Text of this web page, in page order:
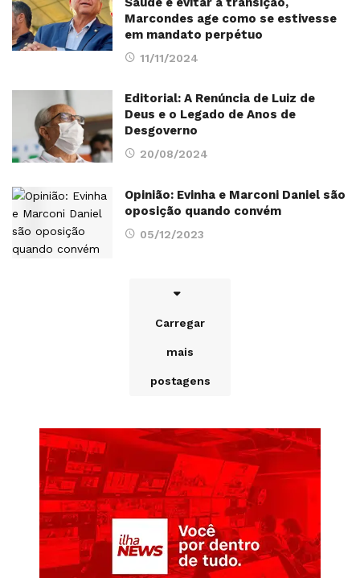
Marcondes age como se estivesse
em mandato perpétuo
11/11/2024
Editorial: A Renúncia de Luiz de
Deus e o Legado de Anos de
Desgoverno
20/08/2024
Opinião: Evinha e Marconi Daniel são
oposição quando convém
05/12/2023
Carregar
mais
postagens